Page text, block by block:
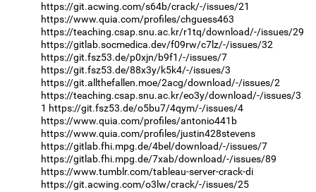
https://git.acwing.com/s64b/crack/-/issues/21
https://www.quia.com/profiles/chguess463
https://teaching.csap.snu.ac.kr/r1tq/download/-/issues/29
https://gitlab.socmedica.dev/f09rw/c7lz/-/issues/32
https://git.fsz53.de/p0xjn/b9f1/-/issues/7
https://git.fsz53.de/88x3y/k5k4/-/issues/3
https://git.allthefallen.moe/2acg/download/-/issues/2
https://teaching.csap.snu.ac.kr/eo3y/download/-/issues/3
1 https://git.fsz53.de/o5bu7/4qym/-/issues/4
https://www.quia.com/profiles/antonio441b
https://www.quia.com/profiles/justin428stevens
https://gitlab.fhi.mpg.de/4bel/download/-/issues/7
https://gitlab.fhi.mpg.de/7xab/download/-/issues/89
https://www.tumblr.com/tableau-server-crack-di
https://git.acwing.com/o3lw/crack/-/issues/25